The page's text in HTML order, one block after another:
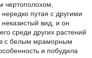
чертополохом,
путая с другими
вид, и он
среди других растений
с белым мраморным
и побудила